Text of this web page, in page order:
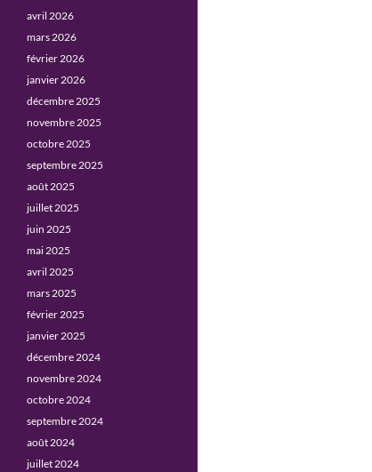
avril 2026
mars 2026
février 2026
janvier 2026
décembre 2025
novembre 2025
octobre 2025
septembre 2025
août 2025
juillet 2025
juin 2025
mai 2025
avril 2025
mars 2025
février 2025
janvier 2025
décembre 2024
novembre 2024
octobre 2024
septembre 2024
août 2024
juillet 2024